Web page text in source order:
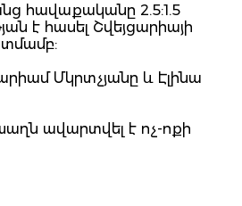
հավաքականը 2.5:1.5
է հասել Շվեյցարիայի
Մկրտչյանը և Էլինա
ավարտվել է ոչ-ոքի